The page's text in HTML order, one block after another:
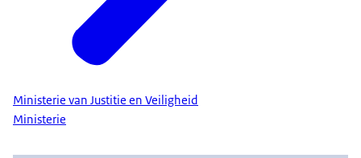
Ministerie van Justitie en Veiligheid
Ministerie